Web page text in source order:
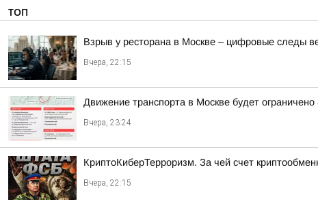
ТОП
Взрыв у ресторана в Москве – цифровые следы
Вчера, 22:15
Движение транспорта в Москве будет
Вчера, 23:24
КриптоКиберТерроризм. За чей счет
Вчера, 22:15